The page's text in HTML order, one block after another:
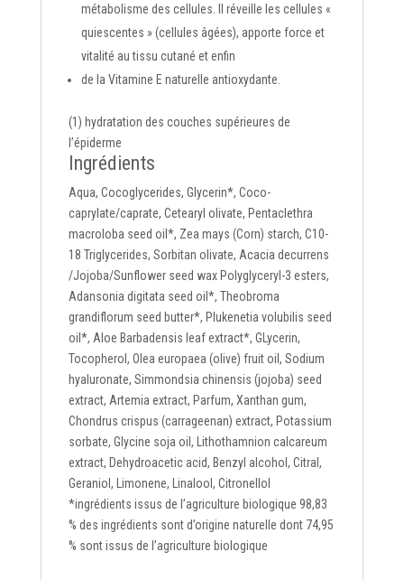
métabolisme des cellules. Il réveille les cellules «
quiescentes » (cellules âgées), apporte force et
vitalité au tissu cutané et enfin
de la Vitamine E naturelle antioxydante.
(1) hydratation des couches supérieures de
l’épiderme
Ingrédients
Aqua, Cocoglycerides, Glycerin*, Coco-
caprylate/caprate, Cetearyl olivate, Pentaclethra
macroloba seed oil*, Zea mays (Corn) starch, C10-
18 Triglycerides, Sorbitan olivate, Acacia decurrens
/Jojoba/Sunflower seed wax Polyglyceryl-3 esters,
Adansonia digitata seed oil*, Theobroma
grandiflorum seed butter*, Plukenetia volubilis seed
oil*, Aloe Barbadensis leaf extract*, GLycerin,
Tocopherol, Olea europaea (olive) fruit oil, Sodium
hyaluronate, Simmondsia chinensis (jojoba) seed
extract, Artemia extract, Parfum, Xanthan gum,
Chondrus crispus (carrageenan) extract, Potassium
sorbate, Glycine soja oil, Lithothamnion calcareum
extract, Dehydroacetic acid, Benzyl alcohol, Citral,
Geraniol, Limonene, Linalool, Citronellol
*ingrédients issus de l’agriculture biologique 98,83
% des ingrédients sont d’origine naturelle dont 74,95
% sont issus de l’agriculture biologique